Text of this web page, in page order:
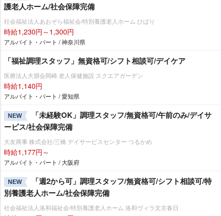
護老人ホーム/社会保障完備
社会福祉法人あおぞら福祉会/特別養護老人ホーム ひばり
時給1,230円～1,300円
アルバイト・パート / 神奈川県
「福祉調理スタッフ」無資格可/シフト相談可/デイケア
医療法人大朋会岡崎 老人保健施設 スクエアガーデン
時給1,140円
アルバイト・パート / 愛知県
NEW
「未経験OK」調理スタッフ/無資格可/午前のみ/デイサ
ービス/社会保障完備
大友商事 株式会社/三橋 デイサービスセンター つるかめ
時給1,177円～
アルバイト・パート / 大阪府
NEW
「週2から可」調理スタッフ/無資格可/シフト相談可/特
別養護老人ホーム/社会保障完備
社会福祉法人洛和福祉会/特別養護老人ホーム 洛和ヴィラ文京春日